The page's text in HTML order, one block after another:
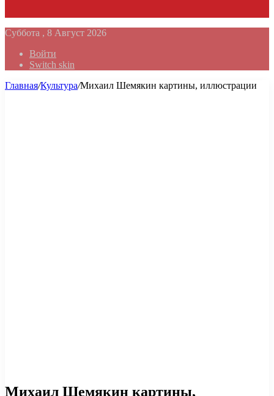
Суббота , 8 Август 2026
Войти
Switch skin
Главная/Культура/Михаил Шемякин картины, иллюстрации
Михаил Шемякин картины,